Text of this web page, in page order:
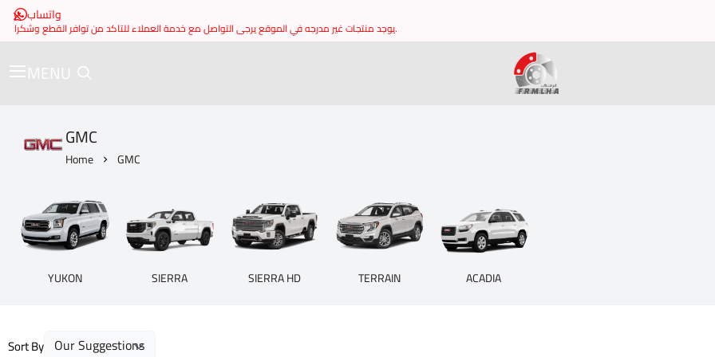
واتساب
يوجد منتجات غير مدرجه في الموقع يرجى التواصل مع خدمة العملاء للتاكد من توافر القطع وشكرا.
MENU brake it
GMC
Home GMC
YUKON SIERRA SIERRA HD TERRAIN ACADIA
Sort By